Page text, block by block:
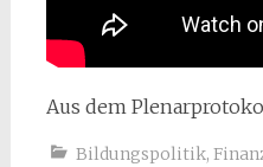
Aus dem
Bildungspolitik,